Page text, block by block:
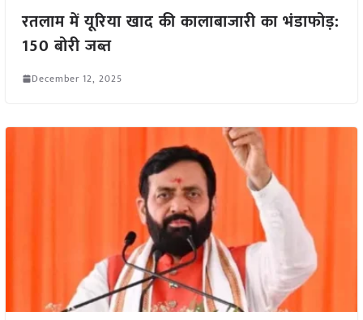
रतलाम में यूरिया खाद की कालाबाजारी का भंडाफोड़:
150 बोरी जब्त
December 12, 2025